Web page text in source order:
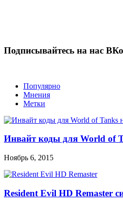
Подписывайтесь на нас
Популярно
Мнения
Метки
Инвайт коды для World of
Ноябрь 6, 2015
Resident Evil HD Remaster